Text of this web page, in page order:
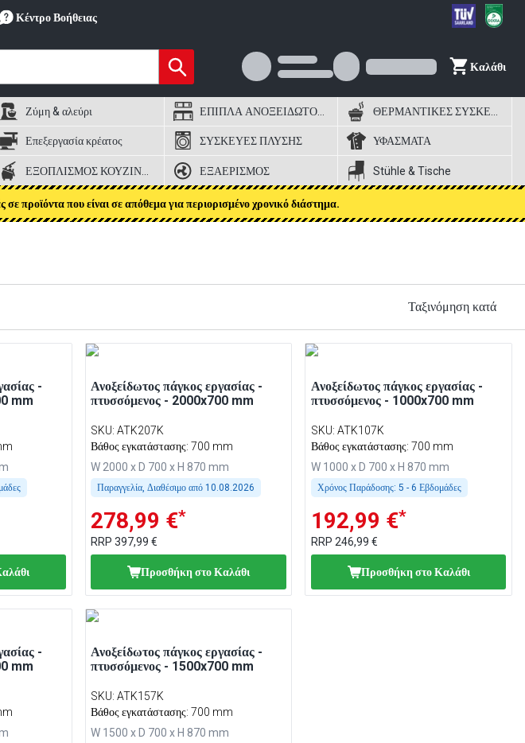
Κέντρο Βοήθειας
Καλάθι
Ζύμη & αλεύρι ΕΠΙΠΛΑ ΑΝΟΞΕΙΔΩΤΟΣ ΧΑΛΥΒΑΣ
Επεξεργασία κρέατος ΣΥΣΚΕΥΕΣ ΠΛΥΣΗΣ ΥΦΑΣΜΑΤΑ
ΕΞΑΕΡΙΣΜΟΣ Stühle & Tische
προϊόντα που είναι σε απόθεμα για περιορισμένο χρονικό διάστημα.
Ταξινόμηση κατά
-
mm
Ανοξείδωτος πάγκος εργασίας -
πτυσσόμενος - 2000x700 mm
SKU:ATK207K
Βάθος εγκατάστασης: 700 mm
W 2000 x D 700 x H 870 mm
Παραγγελία, Διαθέσιμο από 10.08.2026
278,99 €*
RRP397,99 €
Προσθήκη στο Καλάθι
Ανοξείδωτος πάγκος εργασίας -
πτυσσόμενος - 1000x700 mm
SKU: ATK107K
Βάθος εγκατάστασης: 700 mm
W 1000 x D 700 x H 870 mm
Χρόνος Παράδοσης: 5 - 6 Εβδομάδες
192,99 €*
RRP 246,99 €
Προσθήκη στο Καλάθι
-
mm
Ανοξείδωτος πάγκος εργασίας -
πτυσσόμενος - 1500x700 mm
SKU:ATK157K
Βάθος εγκατάστασης: 700 mm
W 1500 x D 700 x H 870 mm